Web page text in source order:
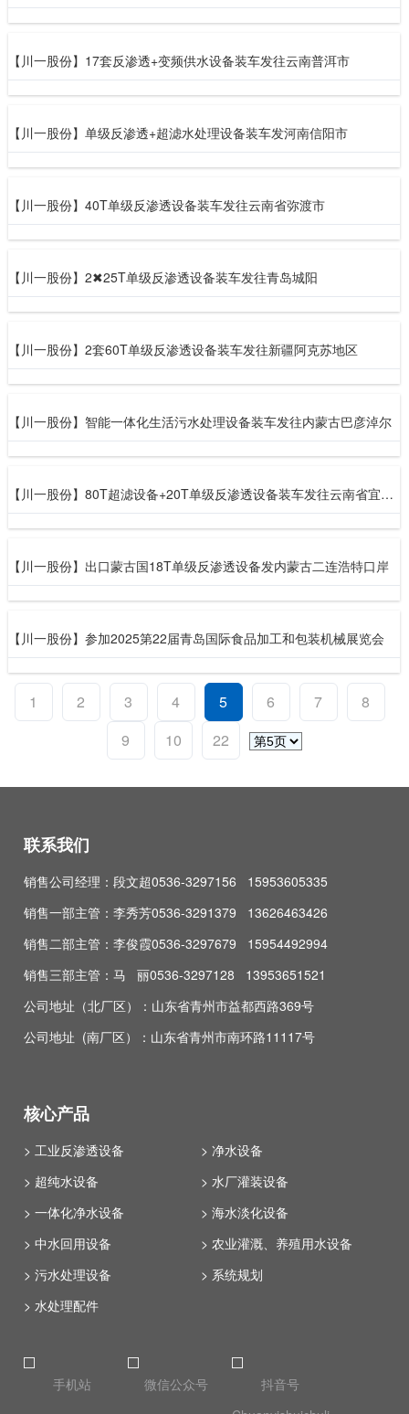
【川一股份】17套反渗透+变频供水设备装车发往云南普洱市
【川一股份】单级反渗透+超滤水处理设备装车发河南信阳市
【川一股份】40T单级反渗透设备装车发往云南省弥渡市
【川一股份】2✖25T单级反渗透设备装车发往青岛城阳
【川一股份】2套60T单级反渗透设备装车发往新疆阿克苏地区
【川一股份】智能一体化生活污水处理设备装车发往内蒙古巴彦淖尔
【川一股份】80T超滤设备+20T单级反渗透设备装车发往云南省宜良县
【川一股份】出口蒙古国18T单级反渗透设备发内蒙古二连浩特口岸
【川一股份】参加2025第22届青岛国际食品加工和包装机械展览会
1 2 3 4 5 6 7
8
9
10 22
联系我们
销售公司经理：段文超0536-3297156 15953605335
销售一部主管：李秀芳0536-3291379 13626463426
销售二部主管：李俊霞0536-3297679 15954492994
销售三部主管：马 丽0536-3297128 13953651521
公司地址（北厂区）：山东省青州市益都西路369号
公司地址 (南厂区）：山东省青州市南环路11117号
核心产品
> 工业反渗透设备
> 净水设备
> 超纯水设备
> 水厂灌装设备
> 一体化净水设备
> 海水淡化设备
> 中水回用设备
> 农业灌溉、养殖用水设备
> 污水处理设备
> 系统规划
> 水处理配件
手机站 微信公众号
抖音号